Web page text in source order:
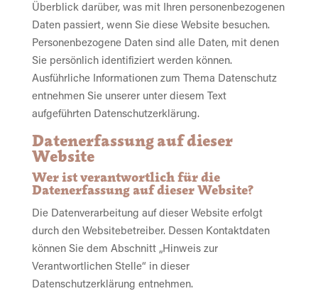
Überblick darüber, was mit Ihren personenbezogenen
Daten passiert, wenn Sie diese Website besuchen.
Personenbezogene Daten sind alle Daten, mit denen
Sie persönlich identifiziert werden können.
Ausführliche Informationen zum Thema Datenschutz
entnehmen Sie unserer unter diesem Text
aufgeführten Datenschutzerklärung.
Datenerfassung auf dieser
Website
Wer ist verantwortlich für die
Datenerfassung auf dieser Website?
Die Datenverarbeitung auf dieser Website erfolgt
durch den Websitebetreiber. Dessen Kontaktdaten
können Sie dem Abschnitt „Hinweis zur
Verantwortlichen Stelle“ in dieser
Datenschutzerklärung entnehmen.